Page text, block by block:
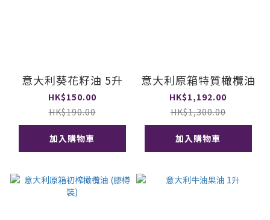
意大利葵花籽油 5升
HK$150.00
HK$190.00
加入購物車
意大利原箱特質橄欖油
HK$1,192.00
HK$1,300.00
加入購物車